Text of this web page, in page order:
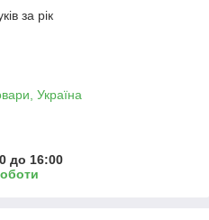
за рік
Україна
до 16:00